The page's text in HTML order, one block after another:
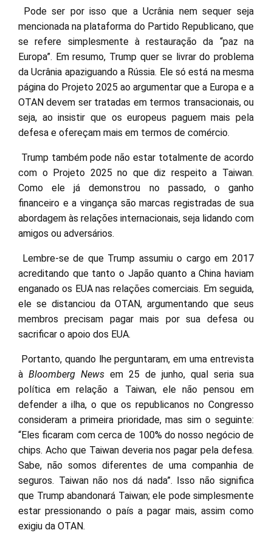
Pode ser por isso que a Ucrânia nem sequer seja
mencionada na plataforma do Partido Republicano, que
se refere simplesmente à restauração da “paz na
Europa”. Em resumo, Trump quer se livrar do problema
da Ucrânia apaziguando a Rússia. Ele só está na mesma
página do Projeto 2025 ao argumentar que a Europa e a
OTAN devem ser tratadas em termos transacionais, ou
seja, ao insistir que os europeus paguem mais pela
defesa e ofereçam mais em termos de comércio.
Trump também pode não estar totalmente de acordo
com o Projeto 2025 no que diz respeito a Taiwan.
Como ele já demonstrou no passado, o ganho
financeiro e a vingança são marcas registradas de sua
abordagem às relações internacionais, seja lidando com
amigos ou adversários.
Lembre-se de que Trump assumiu o cargo em 2017
acreditando que tanto o Japão quanto a China haviam
enganado os EUA nas relações comerciais. Em seguida,
ele se distanciou da OTAN, argumentando que seus
membros precisam pagar mais por sua defesa ou
sacrificar o apoio dos EUA.
Portanto, quando lhe perguntaram, em uma entrevista
à Bloomberg News em 25 de junho, qual seria sua
política em relação a Taiwan, ele não pensou em
defender a ilha, o que os republicanos no Congresso
consideram a primeira prioridade, mas sim o seguinte:
“Eles ficaram com cerca de 100% do nosso negócio de
chips. Acho que Taiwan deveria nos pagar pela defesa.
Sabe, não somos diferentes de uma companhia de
seguros. Taiwan não nos dá nada”. Isso não significa
que Trump abandonará Taiwan; ele pode simplesmente
estar pressionando o país a pagar mais, assim como
exigiu da OTAN.